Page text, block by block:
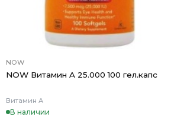
NOW
NOW Витамин A 25.000 100 гел.капс
Витамин А
В наличии